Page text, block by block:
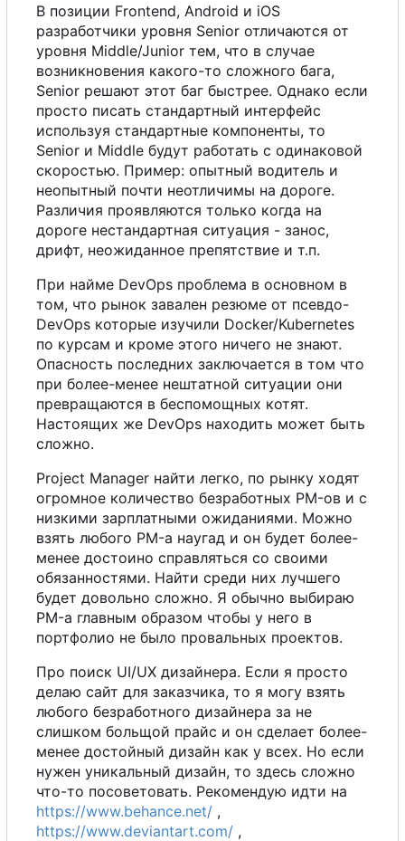
В позиции Frontend, Android и iOS
разработчики уровня Senior отличаются от
уровня Middle/Junior тем, что в случае
возникновения какого-то сложного бага,
Senior решают этот баг быстрее. Однако если
просто писать стандартный интерфейс
используя стандартные компоненты, то
Senior и Middle будут работать с одинаковой
скоростью. Пример: опытный водитель и
неопытный почти неотличимы на дороге.
Различия проявляются только когда на
дороге нестандартная ситуация - занос,
дрифт, неожиданное препятствие и т.п.
При найме DevOps проблема в основном в
том, что рынок завален резюме от псевдо-
DevOps которые изучили Docker/Kubernetes
по курсам и кроме этого ничего не знают.
Опасность последних заключается в том что
при более-менее нештатной ситуации они
превращаются в беспомощных котят.
Настоящих же DevOps находить может быть
сложно.
Project Manager найти легко, по рынку ходят
огромное количество безработных PM-ов и с
низкими зарплатными ожиданиями. Можно
взять любого PM-а наугад и он будет более-
менее достоино справляться со своими
обязанностями. Найти среди них лучшего
будет довольно сложно. Я обычно выбираю
PM-а главным образом чтобы у него в
портфолио не было провальных проектов.
Про поиск UI/UX дизайнера. Если я просто
делаю сайт для заказчика, то я могу взять
любого безработного дизайнера за не
слишком больщой прайс и он сделает более-
менее достойный дизайн как у всех. Но если
нужен уникальный дизайн, то здесь сложно
что-то посоветовать. Рекомендую идти на
https://www.behance.net/ ,
https://www.deviantart.com/ ,